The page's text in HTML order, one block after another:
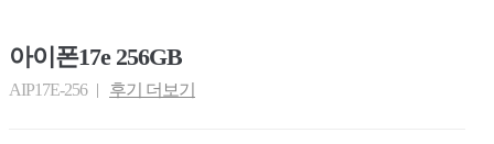
아이폰17e 256GB
AIP17E-256 후기 더보기